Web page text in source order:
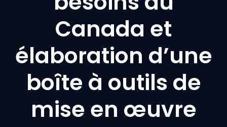
Canada et
élaboration d’une
boîte à outils de
mise en œuvre